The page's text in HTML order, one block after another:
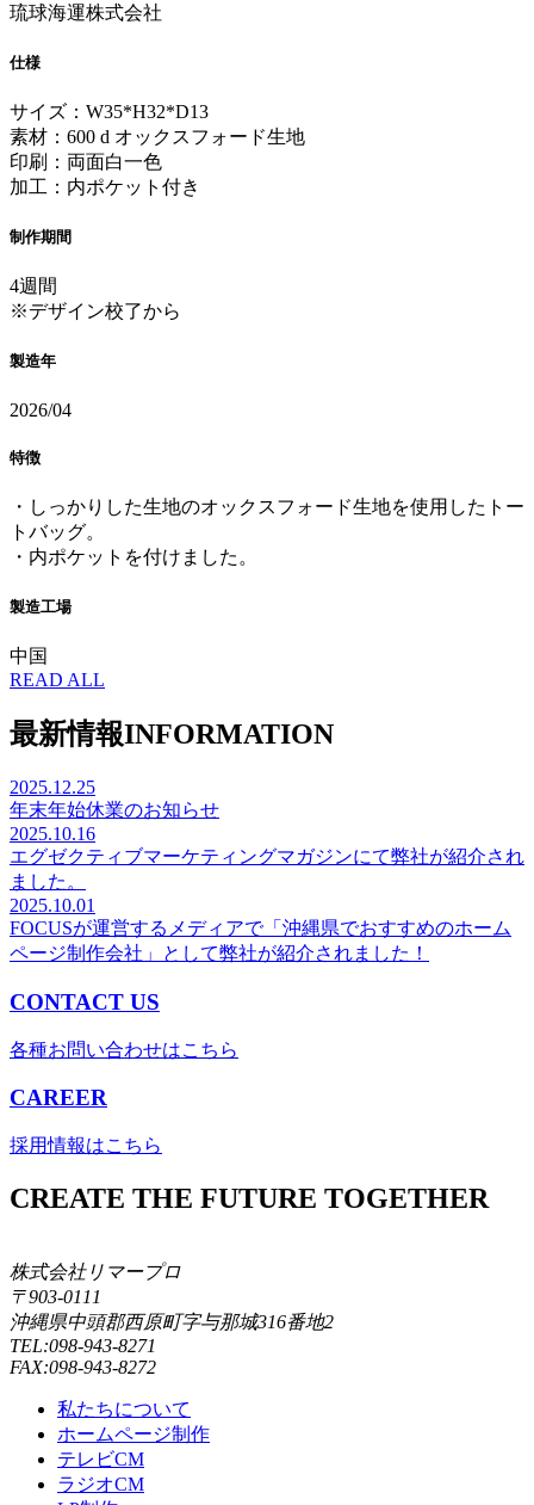
琉球海運株式会社
仕様
サイズ：W35*H32*D13
素材：600 d オックスフォード生地
印刷：両面白一色
加工：内ポケット付き
制作期間
4週間
※デザイン校了から
製造年
2026/04
特徴
・しっかりした生地のオックスフォード生地を使用したトー
トバッグ。
・内ポケットを付けました。
製造工場
中国
READ ALL
最新情報INFORMATION
2025.12.25
年末年始休業のお知らせ
2025.10.16
エグゼクティブマーケティングマガジンにて弊社が紹介され
ました。
2025.10.01
FOCUSが運営するメディアで「沖縄県でおすすめのホーム
ページ制作会社」として弊社が紹介されました！
CONTACT US
各種お問い合わせはこちら
CAREER
採用情報はこちら
CREATE THE FUTURE TOGETHER
株式会社リマープロ
〒903-0111
沖縄県中頭郡西原町字与那城316番地2
TEL:098-943-8271
FAX:098-943-8272
私たちについて
ホームページ制作
テレビCM
ラジオCM